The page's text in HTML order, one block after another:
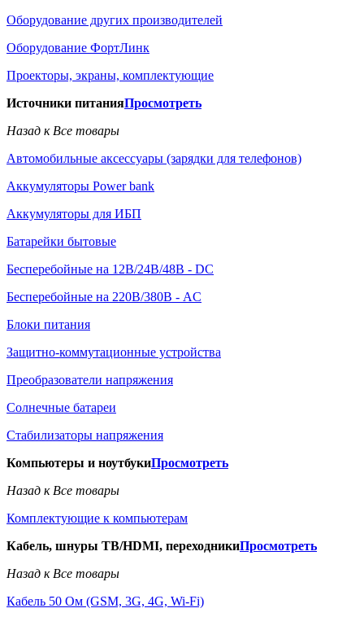
Оборудование других производителей
Оборудование ФортЛинк
Проекторы, экраны, комплектующие
Источники питанияПросмотреть
Назад к Все товары
Автомобильные аксессуары (зарядки для телефонов)
Аккумуляторы Power bank
Аккумуляторы для ИБП
Батарейки бытовые
Бесперебойные на 12В/24В/48В - DC
Бесперебойные на 220В/380В - AC
Блоки питания
Защитно-коммутационные устройства
Преобразователи напряжения
Солнечные батареи
Стабилизаторы напряжения
Компьютеры и ноутбукиПросмотреть
Назад к Все товары
Комплектующие к компьютерам
Кабель, шнуры ТВ/HDMI, переходникиПросмотреть
Назад к Все товары
Кабель 50 Ом (GSM, 3G, 4G, Wi-Fi)